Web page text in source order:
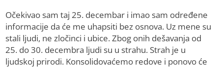
Očekivao sam taj 25. decembar i imao sam određene
informacije da će me uhapsiti bez osnova. Uz mene su
stali ljudi, ne zločinci i ubice. Zbog onih dešavanja od
25. do 30. decembra ljudi su u strahu. Strah je u
ljudskoj prirodi. Konsolidovaćemo redove i ponovo će